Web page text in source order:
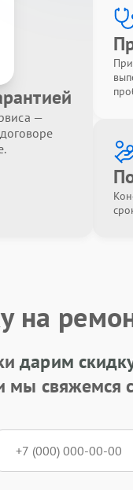
—
на
дарим
мы свяжемся